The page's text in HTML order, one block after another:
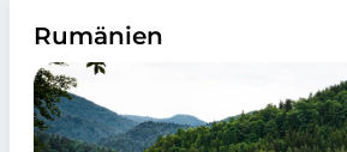
Rumänien